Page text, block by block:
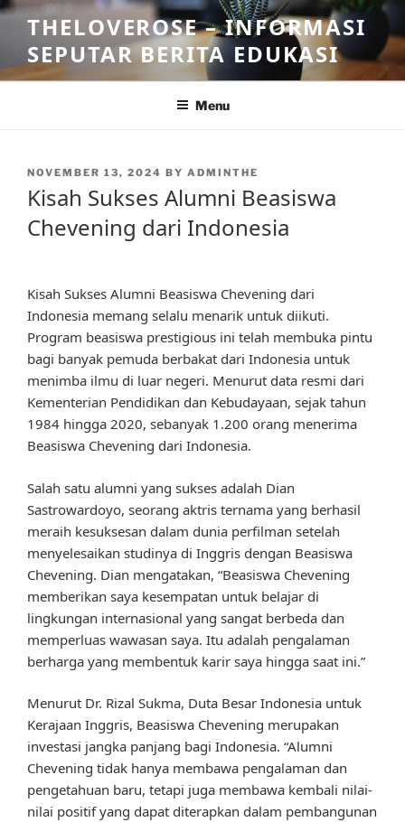
Skip
content
THELOVEROSE – INFORMASI
SEPUTAR BERITA EDUKASI
Menu
POSTED
ON
NOVEMBER 13, 2024 BY ADMINTHE
Kisah Sukses Alumni Beasiswa
Chevening dari Indonesia
Kisah Sukses Alumni Beasiswa Chevening dari
Indonesia memang selalu menarik untuk diikuti.
Program beasiswa prestigious ini telah membuka pintu
bagi banyak pemuda berbakat dari Indonesia untuk
menimba ilmu di luar negeri. Menurut data resmi dari
Kementerian Pendidikan dan Kebudayaan, sejak tahun
1984 hingga 2020, sebanyak 1.200 orang menerima
Beasiswa Chevening dari Indonesia.
Salah satu alumni yang sukses adalah Dian
Sastrowardoyo, seorang aktris ternama yang berhasil
meraih kesuksesan dalam dunia perfilman setelah
menyelesaikan studinya di Inggris dengan Beasiswa
Chevening. Dian mengatakan, “Beasiswa Chevening
memberikan saya kesempatan untuk belajar di
lingkungan internasional yang sangat berbeda dan
memperluas wawasan saya. Itu adalah pengalaman
berharga yang membentuk karir saya hingga saat ini.”
Menurut Dr. Rizal Sukma, Duta Besar Indonesia untuk
Kerajaan Inggris, Beasiswa Chevening merupakan
investasi jangka panjang bagi Indonesia. “Alumni
Chevening tidak hanya membawa pengalaman dan
pengetahuan baru, tetapi juga membawa kembali nilai-
nilai positif yang dapat diterapkan dalam pembangunan